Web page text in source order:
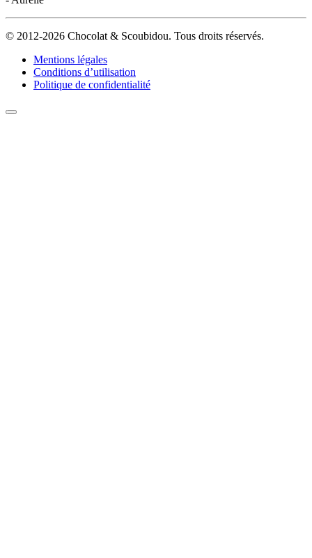
© 2012-2026 Chocolat & Scoubidou. Tous droits réservés.
Mentions légales
Conditions d’utilisation
Politique de confidentialité